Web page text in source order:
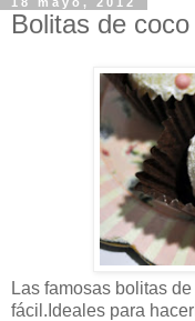
Bolitas de coco
Las famosas bolitas
fácil.Ideales para